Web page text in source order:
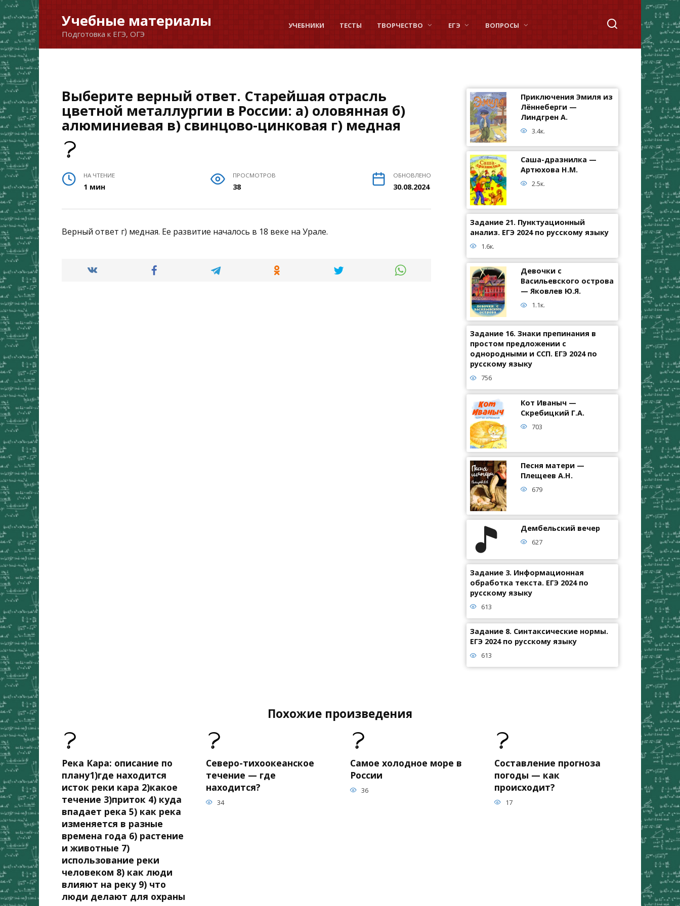
Перейти
к
содержанию
Учебные материалы
Подготовка к ЕГЭ, ОГЭ
УЧЕБНИКИ ТЕСТЫ ТВОРЧЕСТВО ЕГЭ ВОПРОСЫ
Выберите верный ответ. Старейшая отрасль
цветной металлургии в России: а) оловянная б)
алюминиевая в) свинцово-цинковая г) медная
НА ЧТЕНИЕ
1 мин
ПРОСМОТРОВ
38
ОБНОВЛЕНО
30.08.2024
Верный ответ г) медная. Ее развитие началось в 18 веке на Урале.
Приключения Эмиля из
Лённеберги —
Линдгрен А.
3.4к.
Саша-дразнилка —
Артюхова Н.М.
2.5к.
Задание 21. Пунктуационный
анализ. ЕГЭ 2024 по русскому языку
1.6к.
Девочки с
Васильевского острова
— Яковлев Ю.Я.
1.1к.
Задание 16. Знаки препинания в
простом предложении с
однородными и ССП. ЕГЭ 2024 по
русскому языку
756
Кот Иваныч —
Скребицкий Г.А.
703
Песня матери —
Плещеев А.Н.
679
Дембельский вечер
627
Задание 3. Информационная
обработка текста. ЕГЭ 2024 по
русскому языку
613
Задание 8. Синтаксические нормы.
ЕГЭ 2024 по русскому языку
613
Похожие произведения
Река Кара: описание по
плану1)где находится
исток реки кара 2)какое
течение 3)приток 4) куда
впадает река 5) как река
изменяется в разные
времена года 6) растение
и животные 7)
использование реки
человеком 8) как люди
влияют на реку 9) что
люди делают для охраны
Северо-тихоокеанское
течение — где
находится?
34
Самое холодное море в
России
36
Составление прогноза
погоды — как
происходит?
17